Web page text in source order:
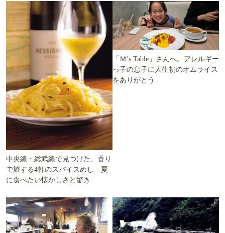
中央線・総武線で見つけた、香り
で旅する4軒のスパイスめし 夏
に食べたい懐かしさと驚き
「Ｍ’s Table」さんへ。アレルギー
っ子の息子に人生初のオムライス
をありがとう